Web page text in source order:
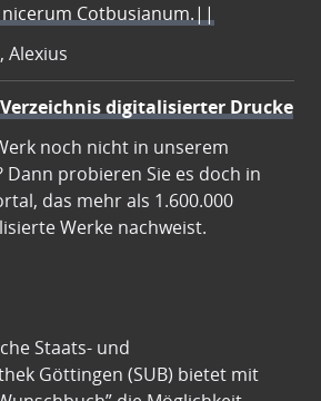
Cotbusianum.||
Alexius
Verzeichnis digitalisierter Drucke
noch nicht in unserem
Dann probieren Sie es doch in
das mehr als 1.600.000
Werke nachweist.
Staats- und
Göttingen (SUB) bietet mit